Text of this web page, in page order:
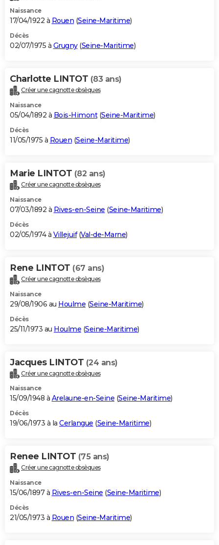
Naissance
17/04/1922 à Rouen (Seine-Maritime)
Décès
02/07/1975 à Grugny(Seine-Maritime)
Charlotte LINTOT (83 ans)
Créer une cagnotte obsèques
Naissance
05/04/1892 à Bois-Himont(Seine-Maritime)
Décès
11/05/1975 à Rouen (Seine-Maritime)
Marie LINTOT (82 ans)
Créer une cagnotte obsèques
Naissance
07/03/1892 à Rives-en-Seine (Seine-Maritime)
Décès
02/05/1974 à Villejuif(Val-de-Marne)
Rene LINTOT (67 ans)
Créer une cagnotte obsèques
Naissance
29/08/1906 au Houlme (Seine-Maritime)
Décès
25/11/1973 au Houlme (Seine-Maritime)
Jacques LINTOT (24 ans)
Créer une cagnotte obsèques
Naissance
15/09/1948 à Arelaune-en-Seine (Seine-Maritime)
Décès
19/06/1973 à la Cerlangue (Seine-Maritime)
Renee LINTOT (75 ans)
Créer une cagnotte obsèques
Naissance
15/06/1897 à Rives-en-Seine (Seine-Maritime)
Décès
21/05/1973 à Rouen (Seine-Maritime)